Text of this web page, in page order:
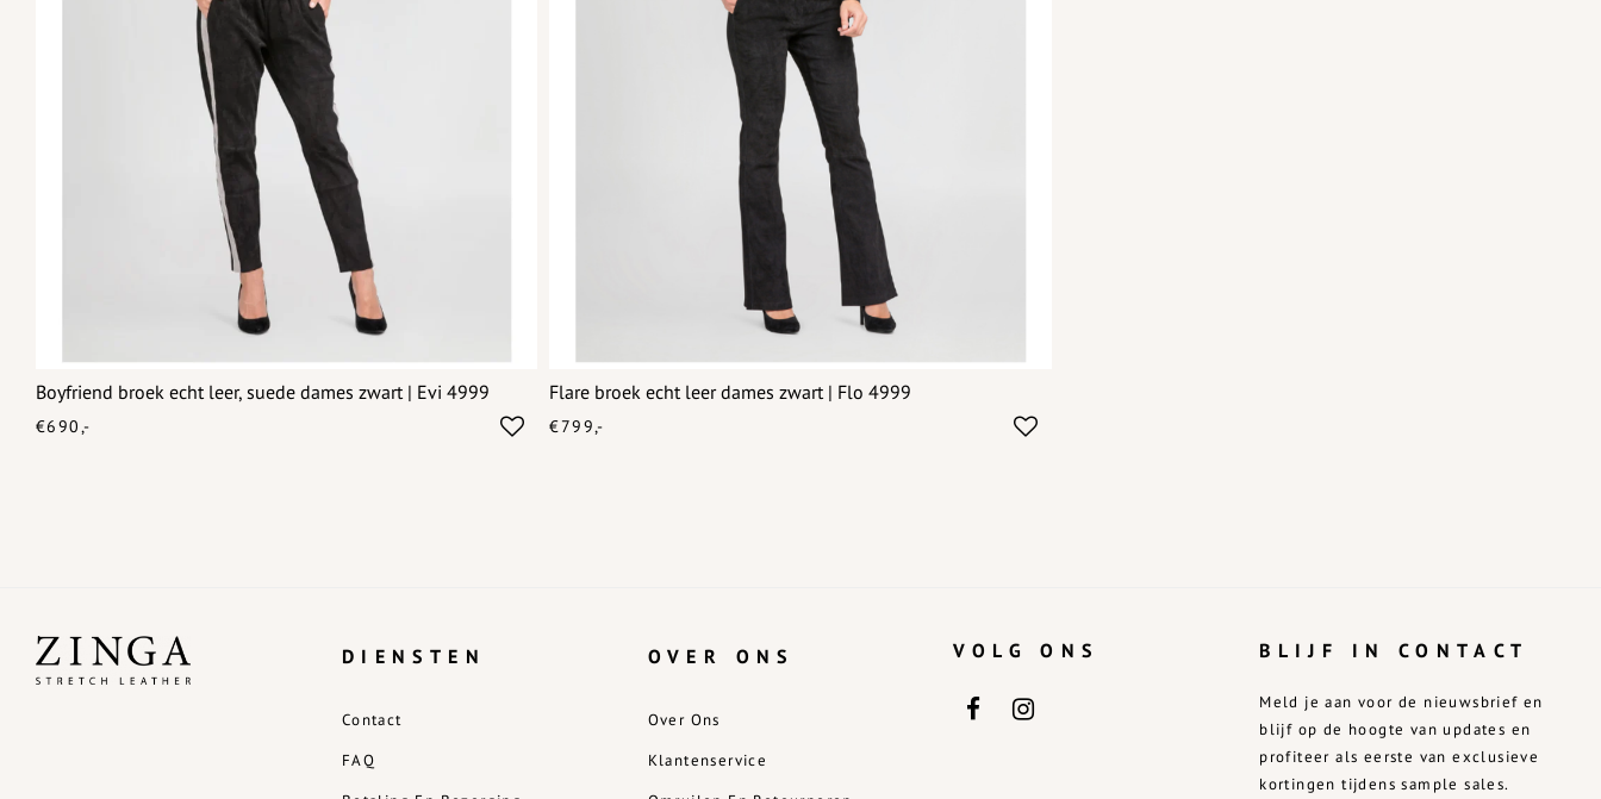
Boyfriend broek echt leer, suede dames zwart | Evi 4999
€690,-
Flare broek echt leer dames zwart | Flo 4999
€799,-
DIENSTEN
Contact
FAQ
OVER ONS
Over Ons
Klantenservice
VOLG ONS BLIJF IN CONTACT
Meld je aan voor de nieuwsbrief en
blijf op de hoogte van updates en
profiteer als eerste van exclusieve
kortingen tijdens sample sales.